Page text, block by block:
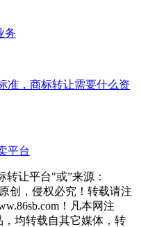
务
准，商标转让需要什么资
平台
让平台"或”来源：
创，侵权必究！转载请注
！凡本网注
均转载自其它媒体，转